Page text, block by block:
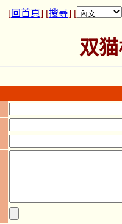
[回首頁] [搜尋] [
双